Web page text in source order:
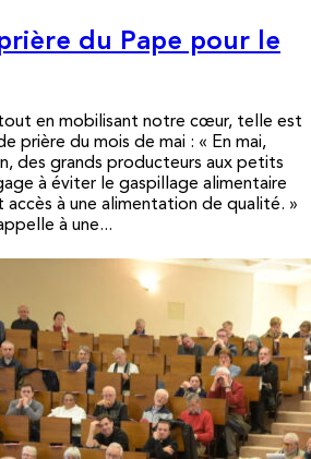
du Pape pour le
en mobilisant notre cœur, telle est
prière du mois de mai : « En mai,
des grands producteurs aux petits
à éviter le gaspillage alimentaire
à une alimentation de qualité. »
à une...